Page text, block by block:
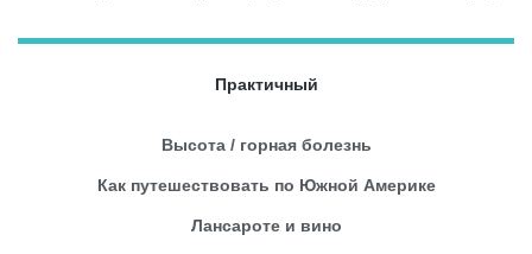
Практичный
Высота / горная болезнь
Как путешествовать по Южной Америке
Лансароте и вино